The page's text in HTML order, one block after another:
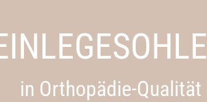
in Orthopädie-Qualität